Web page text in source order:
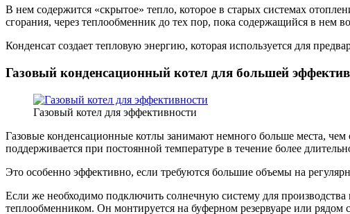
В нем содержится «скрытое» тепло, которое в старых системах
сгорания, через теплообменник до тех пор, пока содержащийся в нем
Конденсат создает тепловую энергию, которая используется для
Газовый конденсационный котел для большей
Газовый котел для эффективности
Газовые конденсационные котлы занимают немного больше места,
поддерживается при постоянной температуре в течение более
Это особенно эффективно, если требуются большие объемы на
Если же необходимо подключить солнечную систему для
теплообменником. Он монтируется на буферном резервуаре или